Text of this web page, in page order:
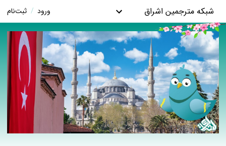
شبکه مترجمین اشراق ورود / ثبت‌نام